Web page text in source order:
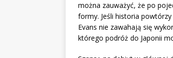
można zauważyć, że po
formy. Jeśli historia
Evans nie zawahają się
którego podróż do Japonii